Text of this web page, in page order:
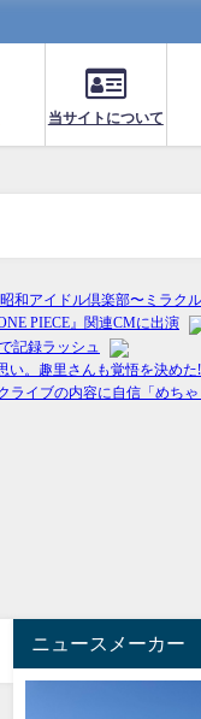
当サイトについて
ニュースメーカー